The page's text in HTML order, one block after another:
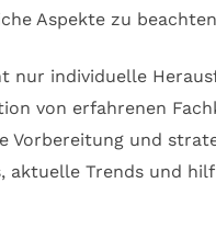
Aspekte zu
nur individuelle
von erfahrenen
Vorbereitung und
aktuelle Trends und